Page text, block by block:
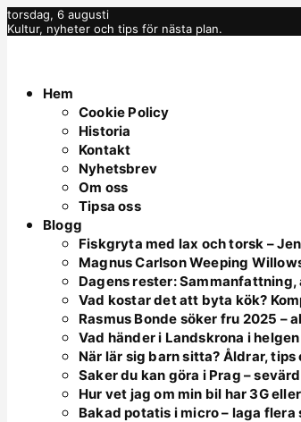
torsdag, 6 augusti
Kultur, nyheter och tips för nästa plan.
Hem
Cookie Policy
Historia
Kontakt
Nyhetsbrev
Om oss
Tipsa oss
Blogg
Fiskgryta med lax och torsk –
Magnus Carlson Weeping
Dagens rester: Sammanfattning,
Vad kostar det att byta kök?
Rasmus Bonde söker fru 2025 –
Vad händer i Landskrona i
När lär sig barn sitta? Åldrar,
Saker du kan göra i Prag –
Hur vet jag om min bil har 3G
Bakad potatis i micro – laga